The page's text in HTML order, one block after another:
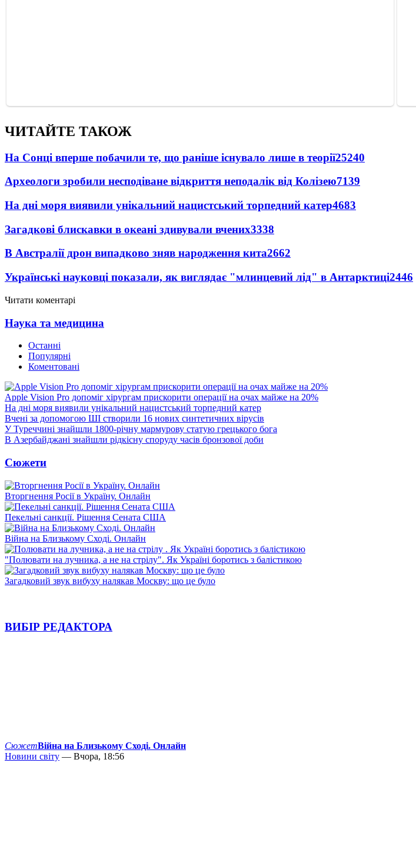
ЧИТАЙТЕ ТАКОЖ
На Сонці вперше побачили те, що раніше існувало лише в теорії25240
Археологи зробили несподіване відкриття неподалік від Колізею7139
На дні моря виявили унікальний нацистський торпедний катер4683
Загадкові блискавки в океані здивували вчених3338
В Австралії дрон випадково зняв народження кита2662
Українські науковці показали, як виглядає "млинцевий лід" в Антарктиці2446
Читати коментарі
Наука та медицина
Останні
Популярні
Коментовані
Apple Vision Pro допоміг хірургам прискорити операції на очах майже на 20%
На дні моря виявили унікальний нацистський торпедний катер
Вчені за допомогою ШІ створили 16 нових синтетичних вірусів
У Туреччині знайшли 1800-річну мармурову статую грецького бога
В Азербайджані знайшли рідкісну споруду часів бронзової доби
Сюжети
Вторгнення Росії в Україну. Онлайн
Пекельні санкції. Рішення Сената США
Війна на Близькому Сході. Онлайн
"Полювати на лучника, а не на стрілу". Як Україні боротись з балістикою
Загадковий звук вибуху налякав Москву: що це було
ВИБІР РЕДАКТОРА
СюжетВійна на Близькому Сході. Онлайн
Новини світу — Вчора, 18:56